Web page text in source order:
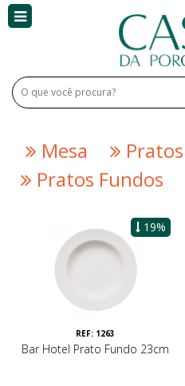
Mesa
Pratos
Pratos Fundos
19%
REF: 1263
Bar Hotel Prato Fundo 23cm